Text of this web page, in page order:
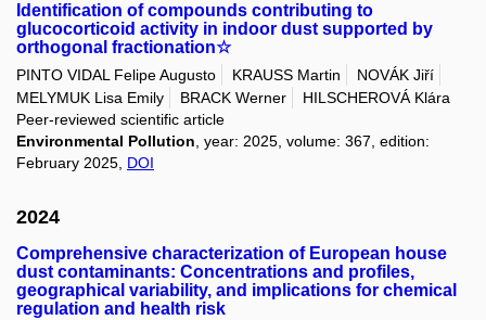
Identification of compounds contributing to
glucocorticoid activity in indoor dust supported by
orthogonal fractionation☆
PINTO VIDAL Felipe Augusto KRAUSS Martin
NOVÁK Jiří
MELYMUK Lisa Emily
BRACK Werner
HILSCHEROVÁ Klára
Peer-reviewed scientific article
Environmental Pollution , year: 2025, volume: 367, edition:
February 2025, DOI
2024
Comprehensive characterization of European house
dust contaminants: Concentrations and profiles,
geographical variability, and implications for chemical
regulation and health risk